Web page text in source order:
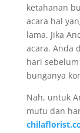
ketahanan
acara hal
lama. Jika
acara. Anda
hari
bunganya
Nah, untuk
mutu dan